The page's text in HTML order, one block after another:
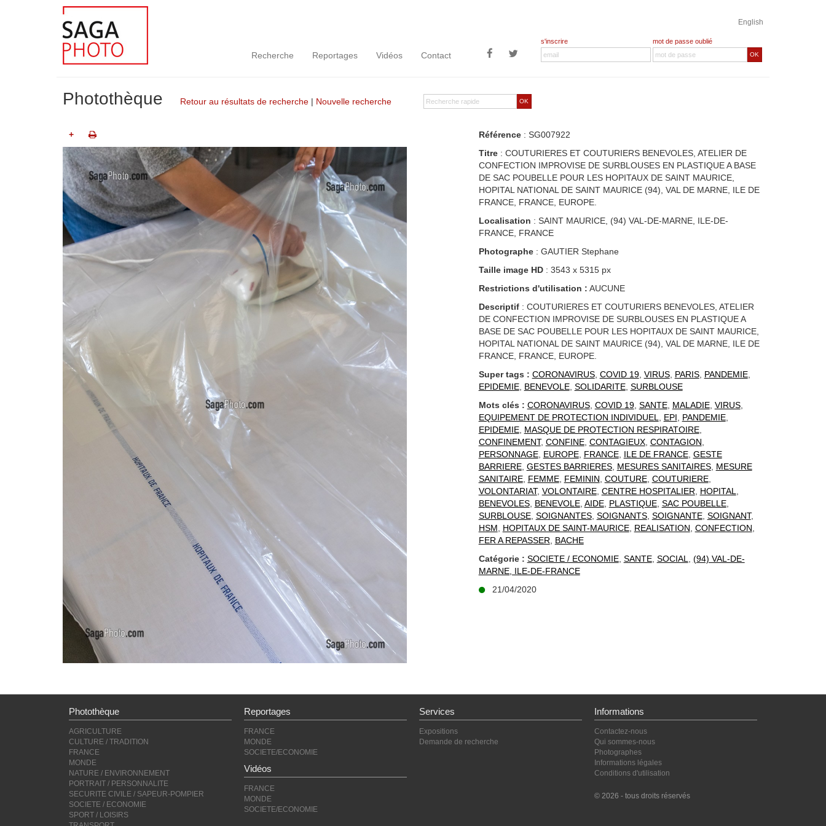
English
Recherche Reportages Vidéos Contact
s'inscrire mot de passe oublié
OK
OK
Photothèque Retour au résultats de recherche | Nouvelle recherche
+ Référence: SG007922
Titre: COUTURIERES ET COUTURIERS BENEVOLES, ATELIER DE
CONFECTION IMPROVISE DE SURBLOUSES EN PLASTIQUE A BASE
DE SAC POUBELLE POUR LES HOPITAUX DE SAINT MAURICE,
HOPITAL NATIONAL DE SAINT MAURICE (94), VAL DE MARNE, ILE DE
FRANCE, FRANCE, EUROPE.
Localisation : SAINT MAURICE, (94) VAL-DE-MARNE, ILE-DE-
FRANCE, FRANCE
Photographe: GAUTIER Stephane
Taille image HD: 3543 x 5315 px
Restrictions d'utilisation : AUCUNE
Descriptif: COUTURIERES ET COUTURIERS BENEVOLES, ATELIER
DE CONFECTION IMPROVISE DE SURBLOUSES EN PLASTIQUE A
BASE DE SAC POUBELLE POUR LES HOPITAUX DE SAINT MAURICE,
HOPITAL NATIONAL DE SAINT MAURICE (94), VAL DE MARNE, ILE DE
FRANCE, FRANCE, EUROPE.
Super tags : CORONAVIRUS, COVID 19, VIRUS, PARIS, PANDEMIE,
EPIDEMIE, BENEVOLE, SOLIDARITE, SURBLOUSE
Mots clés : CORONAVIRUS, COVID 19, SANTE, MALADIE, VIRUS,
EQUIPEMENT DE PROTECTION INDIVIDUEL
EPI PANDEMIE,
EPIDEMIE, MASQUE DE PROTECTION RESPIRATOIRE,
CONFINEMENT, CONFINE, CONTAGIEUX, CONTAGION
PERSONNAGE, EUROPE, FRANCE, ILE DE FRANCE, GESTE
BARRIERE, GESTES BARRIERES, MESURES SANITAIRES, MESURE
SANITAIRE, FEMME, FEMININ COUTURE, COUTURIERE,
VOLONTARIAT, VOLONTAIRE, CENTRE HOSPITALIER HOPITAL
BENEVOLES, BENEVOLE, AIDE, PLASTIQUE, SAC POUBELLE,
SURBLOUSE, SOIGNANTES, SOIGNANTS, SOIGNANTE, SOIGNANT,
HSM
HOPITAUX DE SAINT-MAURICE, REALISATION CONFECTION
FER A REPASSER
BACHE
Catégorie : SOCIETE / ECONOMIE, SANTE, SOCIAL
(94) VAL-DE-
MARNE, ILE-DE-FRANCE
21/04/2020
Photothèque
AGRICULTURE
CULTURE / TRADITION
FRANCE
MONDE
NATURE / ENVIRONNEMENT
PORTRAIT / PERSONNALITE
SECURITE CIVILE / SAPEUR-POMPIER
SOCIETE / ECONOMIE
SPORT / LOISIRS
Reportages
FRANCE
MONDE
SOCIETE/ECONOMIE
Vidéos
FRANCE
MONDE
SOCIETE/ECONOMIE
Services
Expositions
Demande de recherche
Informations
Contactez-nous
Qui sommes-nous
Photographes
Informations légales
Conditions d'utilisation
© 2026 - tous droits réservés